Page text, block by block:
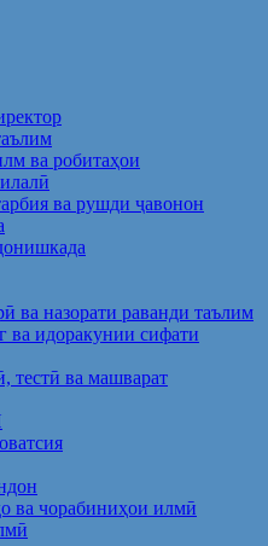
ва робитаҳои
ва рушди ҷавонон
ва назорати раванди таълим
идоракунии сифати
тестӣ ва машварат
ва чорабиниҳои илмӣ